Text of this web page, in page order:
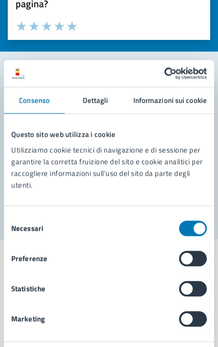
Consenso Dettagli Informazioni sui cookie
Questo sito web utilizza i cookie
Utilizziamo cookie tecnici di navigazione e di sessione per
garantire la corretta fruizione del sito e cookie analitici per
raccogliere informazioni sull'uso del sito da parte degli
utenti.
delNecessari
Preferenze
Statistiche
Marketing
pagina?
Valuta la chiarezza delle informazioni (da 1 a 5 stelle)
Seleziona il numero di stelle per valutare la chiarezza delle
Valuta 5 stelle su 5
Valuta 4 stelle su 5
Valuta 3 stelle su 5
Valuta 2 stelle su 5
Valuta 1 stelle su 5
Leggi le domande frequenti
Richiedi assistenza
Prenota appuntamento
Problemi in città
Comune di Napoli
AMMINISTRAZIONE